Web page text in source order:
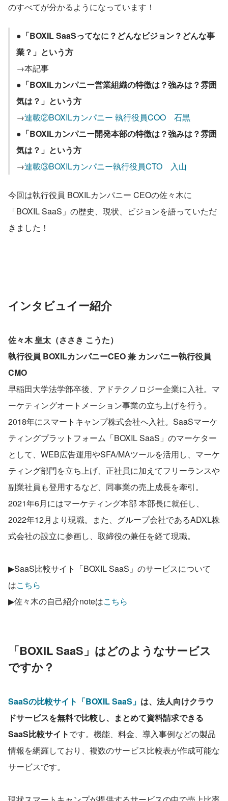
のすべてが分かるようになっています！
● 「BOXIL SaaSってなに？どんなビジョン？どんな事
業？」という方
→本記事
● 「BOXILカンパニー営業組織の特徴は？強みは？雰囲
気は？」という方
→連載②BOXILカンパニー 執行役員COO　石黒
●「BOXILカンパニー開発本部の特徴は？強みは？雰囲
気は？」という方
→連載③BOXILカンパニー執行役員CTO　入山
今回は執行役員 BOXILカンパニー CEOの佐々木に
「BOXIL SaaS」の歴史、現状、ビジョンを語っていただ
きました！
インタビュイー紹介
佐々木 皇太（ささき こうた）
執⾏役員 BOXILカンパニーCEO 兼 カンパニー執⾏役員
CMO
早稲田大学法学部卒後、アドテクノロジー企業に入社。マ
ーケティングオートメーション事業の立ち上げを行う。
2018年にスマートキャンプ株式会社へ入社。SaaSマーケ
ティングプラットフォーム「BOXIL SaaS」のマーケター
として、WEB広告運用やSFA/MAツールを活用し、マーケ
ティング部門を立ち上げ、正社員に加えてフリーランスや
副業社員も登用するなど、同事業の売上成長を牽引。
2021年6月にはマーケティング本部 本部長に就任し、
2022年12月より現職。また、グループ会社であるADXL株
式会社の設立に参画し、取締役の兼任を経て現職。
▶SaaS比較サイト「BOXIL SaaS」のサービスについて
はこちら
▶佐々木の自己紹介noteはこちら
「BOXIL SaaS」はどのようなサービス
ですか？
SaaSの比較サイト「BOXIL SaaS」 は、法人向けクラウ
ドサービスを無料で比較し、まとめて資料請求できる
SaaS比較サイトです。機能、料金、導入事例などの製品
情報を網羅しており、複数のサービス比較表が作成可能な
サービスです。